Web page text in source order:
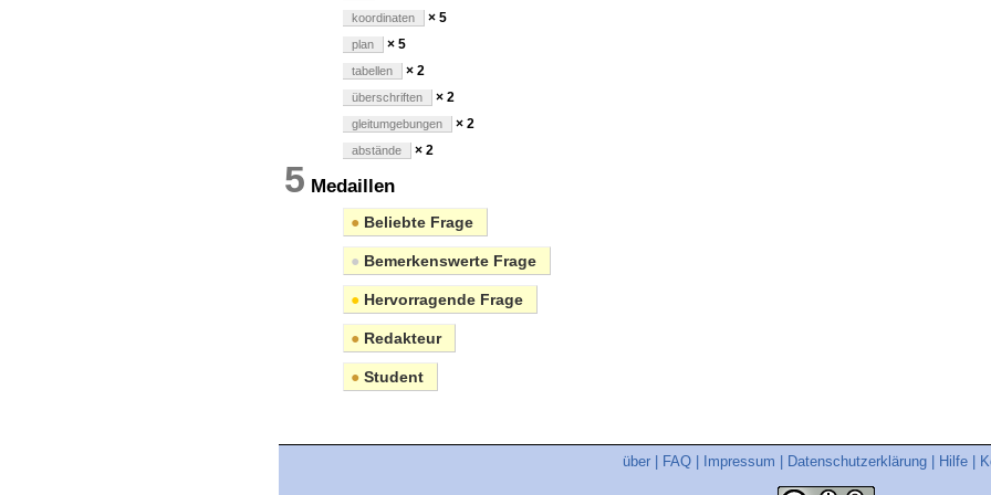
koordinaten × 5
plan × 5
tabellen × 2
überschriften × 2
gleitumgebungen × 2
abstände × 2
5 Medaillen
● Beliebte Frage
● Bemerkenswerte Frage
● Hervorragende Frage
● Redakteur
● Student
über FAQ Impressum Datenschutzerklärung Hilfe